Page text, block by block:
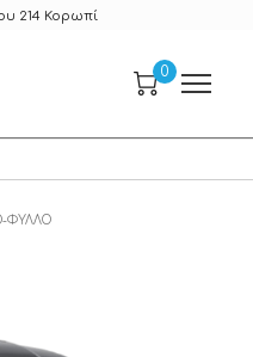
214 Κορωπί
0
ΦΥΛΛΟ